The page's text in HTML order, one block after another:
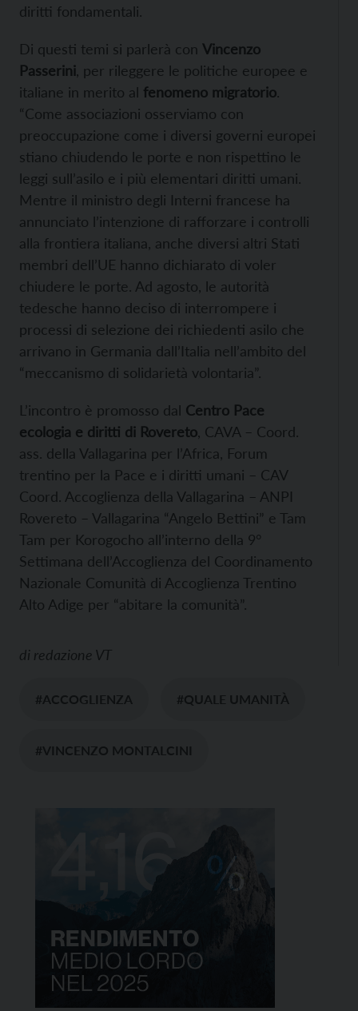
diritti fondamentali.
Di questi temi si parlerà con Vincenzo
Passerini, per rileggere le politiche europee e
italiane in merito al fenomeno migratorio.
“Come associazioni osserviamo con
preoccupazione come i diversi governi europei
stiano chiudendo le porte e non rispettino le
leggi sull’asilo e i più elementari diritti umani.
Mentre il ministro degli Interni francese ha
annunciato l’intenzione di rafforzare i controlli
alla frontiera italiana, anche diversi altri Stati
membri dell’UE hanno dichiarato di voler
chiudere le porte. Ad agosto, le autorità
tedesche hanno deciso di interrompere i
processi di selezione dei richiedenti asilo che
arrivano in Germania dall’Italia nell’ambito del
“meccanismo di solidarietà volontaria”.
L’incontro è promosso dal Centro Pace
ecologia e diritti di Rovereto, CAVA – Coord.
ass. della Vallagarina per l’Africa, Forum
trentino per la Pace e i diritti umani – CAV
Coord. Accoglienza della Vallagarina – ANPI
Rovereto – Vallagarina “Angelo Bettini” e Tam
Tam per Korogocho all’interno della 9°
Settimana dell’Accoglienza del Coordinamento
Nazionale Comunità di Accoglienza Trentino
Alto Adige per “abitare la comunità”.
di redazione VT
#ACCOGLIENZA #QUALE UMANITÀ
#VINCENZO MONTALCINI